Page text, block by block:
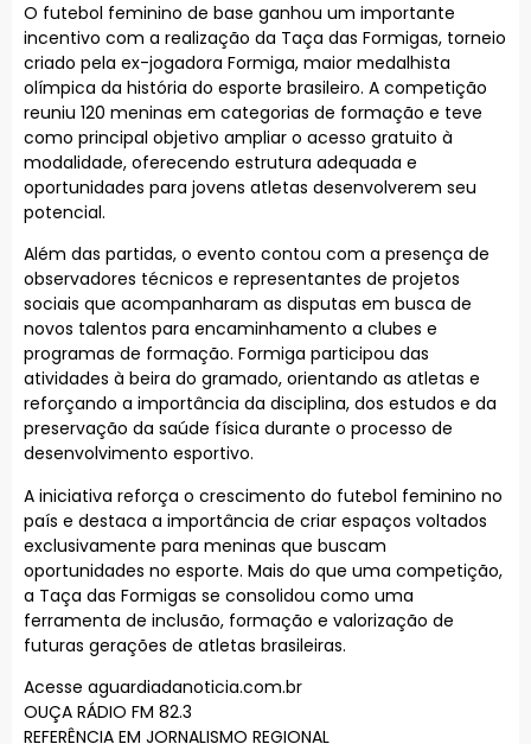
O futebol feminino de base ganhou um importante
incentivo com a realização da Taça das Formigas, torneio
criado pela ex-jogadora Formiga, maior medalhista
olímpica da história do esporte brasileiro. A competição
reuniu 120 meninas em categorias de formação e teve
como principal objetivo ampliar o acesso gratuito à
modalidade, oferecendo estrutura adequada e
oportunidades para jovens atletas desenvolverem seu
potencial.
Além das partidas, o evento contou com a presença de
observadores técnicos e representantes de projetos
sociais que acompanharam as disputas em busca de
novos talentos para encaminhamento a clubes e
programas de formação. Formiga participou das
atividades à beira do gramado, orientando as atletas e
reforçando a importância da disciplina, dos estudos e da
preservação da saúde física durante o processo de
desenvolvimento esportivo.
A iniciativa reforça o crescimento do futebol feminino no
país e destaca a importância de criar espaços voltados
exclusivamente para meninas que buscam
oportunidades no esporte. Mais do que uma competição,
a Taça das Formigas se consolidou como uma
ferramenta de inclusão, formação e valorização de
futuras gerações de atletas brasileiras.
Acesse aguardiadanoticia.com.br
OUÇA RÁDIO FM 82.3
REFERÊNCIA EM JORNALISMO REGIONAL